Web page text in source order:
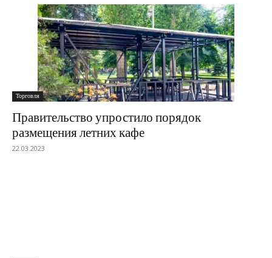
Торговля
Правительство упростило порядок
размещения летних кафе
22.03.2023